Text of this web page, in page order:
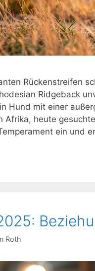
Rückenstreifen
Ridgeback
Hund mit einer
Afrika, heute
ein und
Roth